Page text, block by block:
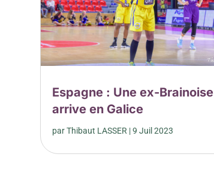
Espagne : Une ex-Brainoise
arrive en Galice
parThibaut LASSER |9 Juil 2023